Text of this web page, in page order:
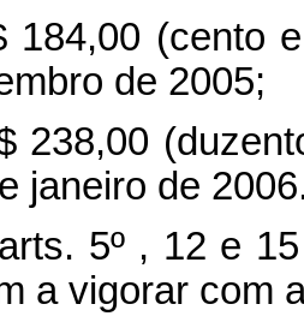
184,00 (cento
de 2005;
238,00
janeiro de
5º , 12 e
a vigorar com